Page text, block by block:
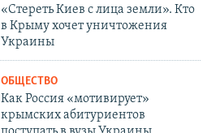
«Стереть Киев с лица земли». Кто
в Крыму хочет уничтожения
Украины
ОБЩЕСТВО
Как Россия «мотивирует»
крымских абитуриентов